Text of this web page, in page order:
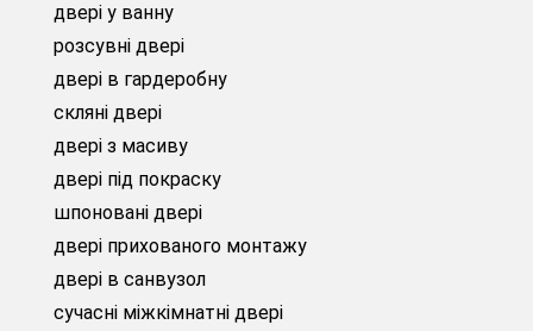
двері у ванну
розсувні двері
двері в гардеробну
скляні двері
двері з масиву
двері під покраску
шпоновані двері
двері прихованого монтажу
двері в санвузол
сучасні міжкімнатні двері